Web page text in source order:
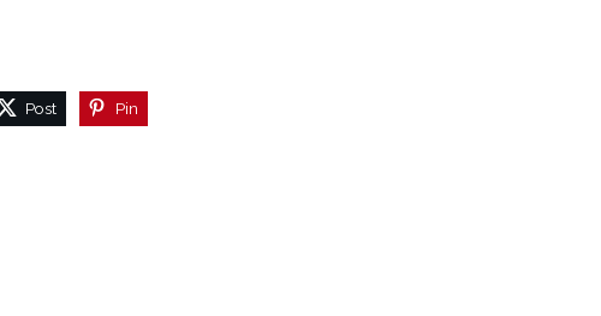
Post Pin